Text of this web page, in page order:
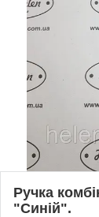
Ручка
"Синій".